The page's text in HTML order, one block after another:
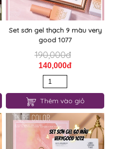
Set sơn gel thạch 9 màu very
good 1077
190,000đ
140,000đ
Thêm vào giỏ